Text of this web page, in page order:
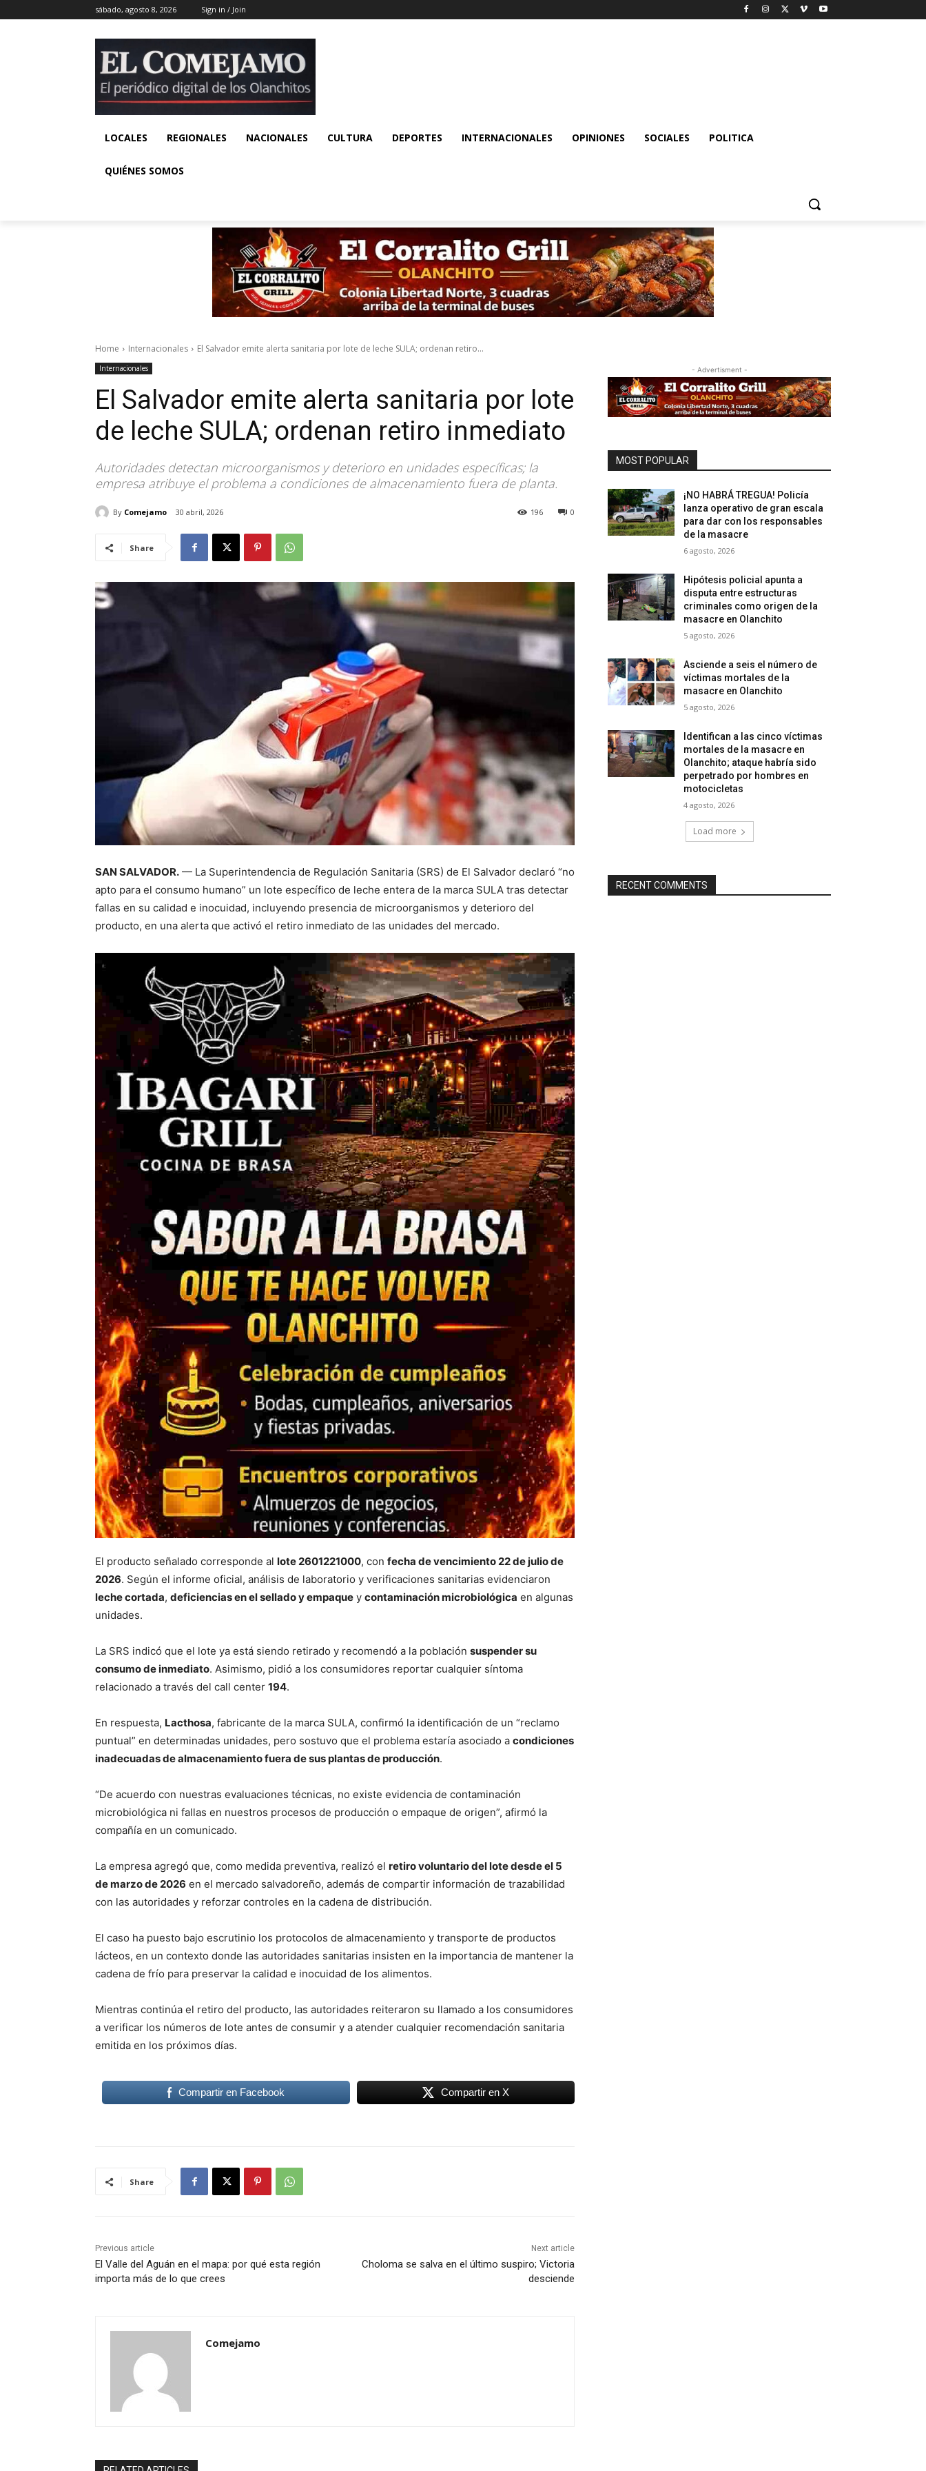
sábado, agosto 8, 2026 Sign in / Join
LOCALES REGIONALES NACIONALES CULTURA DEPORTES INTERNACIONALES OPINIONES SOCIALES POLITICA
QUIÉNES SOMOS
Home Internacionales El Salvador emite alerta sanitaria por lote de leche SULA; ordenan retiro...
Internacionales
El Salvador emite alerta sanitaria por lote
de leche SULA; ordenan retiro inmediato
Autoridades detectan microorganismos y deterioro en unidades específicas; la
empresa atribuye el problema a condiciones de almacenamiento fuera de planta.
By Comejamo 30 abril, 2026 0
196
Share
SAN SALVADOR. — La Superintendencia de Regulación Sanitaria (SRS) de El Salvador declaró “no
apto para el consumo humano” un lote específico de leche entera de la marca SULA tras detectar
fallas en su calidad e inocuidad, incluyendo presencia de microorganismos y deterioro del
producto, en una alerta que activó el retiro inmediato de las unidades del mercado.
El producto señalado corresponde al lote 2601221000, con fecha de vencimiento 22 de julio de
2026. Según el informe oficial, análisis de laboratorio y verificaciones sanitarias evidenciaron
leche cortada, deficiencias en el sellado y empaque y contaminación microbiológica en algunas
unidades.
La SRS indicó que el lote ya está siendo retirado y recomendó a la población suspender su
consumo de inmediato. Asimismo, pidió a los consumidores reportar cualquier síntoma
relacionado a través del call center 194.
En respuesta, Lacthosa, fabricante de la marca SULA, confirmó la identificación de un “reclamo
puntual” en determinadas unidades, pero sostuvo que el problema estaría asociado a condiciones
inadecuadas de almacenamiento fuera de sus plantas de producción.
“De acuerdo con nuestras evaluaciones técnicas, no existe evidencia de contaminación
microbiológica ni fallas en nuestros procesos de producción o empaque de origen”, afirmó la
compañía en un comunicado.
La empresa agregó que, como medida preventiva, realizó el retiro voluntario del lote desde el 5
de marzo de 2026 en el mercado salvadoreño, además de compartir información de trazabilidad
con las autoridades y reforzar controles en la cadena de distribución.
El caso ha puesto bajo escrutinio los protocolos de almacenamiento y transporte de productos
lácteos, en un contexto donde las autoridades sanitarias insisten en la importancia de mantener la
cadena de frío para preservar la calidad e inocuidad de los alimentos.
Mientras continúa el retiro del producto, las autoridades reiteraron su llamado a los consumidores
a verificar los números de lote antes de consumir y a atender cualquier recomendación sanitaria
emitida en los próximos días.
Compartir en Facebook Compartir en X
Share
Previous article
El Valle del Aguán en el mapa: por qué esta región
importa más de lo que crees
Next article
Choloma se salva en el último suspiro; Victoria
desciende
Comejamo
- Advertisment -
MOST POPULAR
¡NO HABRÁ TREGUA! Policía
lanza operativo de gran escala
para dar con los responsables
de la masacre
6 agosto, 2026
Hipótesis policial apunta a
disputa entre estructuras
criminales como origen de la
masacre en Olanchito
5 agosto, 2026
Asciende a seis el número de
víctimas mortales de la
masacre en Olanchito
5 agosto, 2026
Identifican a las cinco víctimas
mortales de la masacre en
Olanchito; ataque habría sido
perpetrado por hombres en
motocicletas
4 agosto, 2026
Load more
RECENT COMMENTS